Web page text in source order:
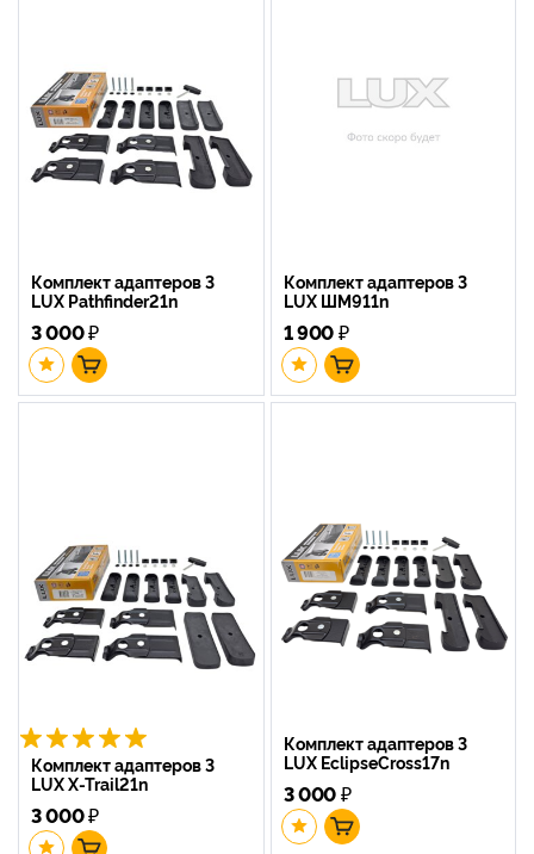
Комплект адаптеров 3
LUX Pathfinder21n
3 000₽
Комплект адаптеров 3
LUX ШМ911n
1 900₽
Комплект адаптеров 3
LUX X-Trail21n
3 000₽
Комплект адаптеров 3
LUX EclipseCross17n
3 000₽